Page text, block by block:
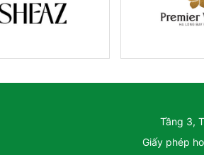
Tầng 3,
Giấy phép